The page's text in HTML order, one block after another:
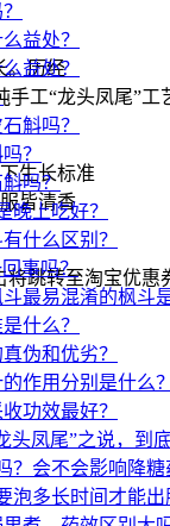
益处？
益处？
斛吗？
？
斛吗？
晚上吃好？
什么区别？
事吗？
最易混淆的枫斗
什么？
伪和优劣？
作用分别是什么
功效最好？
头凤尾”之说，到
？会不会影响降糖
泡多长时间才能出
。历经
手工“龙头凤尾”工
生长标准
皆清香
将跳转至淘宝优惠